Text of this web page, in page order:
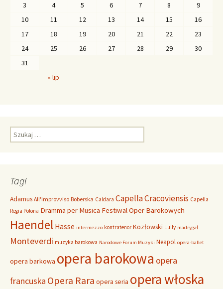
« lip
3
4 5 6 7 8
9
10
11 12 13 14 15
16
17
18 19 20 21 22
23
24
25 26 27 28 29
30
31
z
Tagi
Adamus All'Improvviso Boberska Caldara Capella Cracoviensis Capella
Regia Polona Dramma per Musica Festiwal Oper Barokowych
Haendel Hasse intermezzo kontratenor Kozłowski Lully madrygał
Monteverdi muzyka barokowa Narodowe Forum Muzyki Neapol opera-ballet
opera barkowa opera barokowa opera
francuska Opera Rara opera seria opera włoska